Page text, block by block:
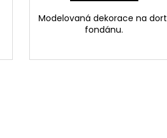
Modelovaná dekorace na dort
fondánu.